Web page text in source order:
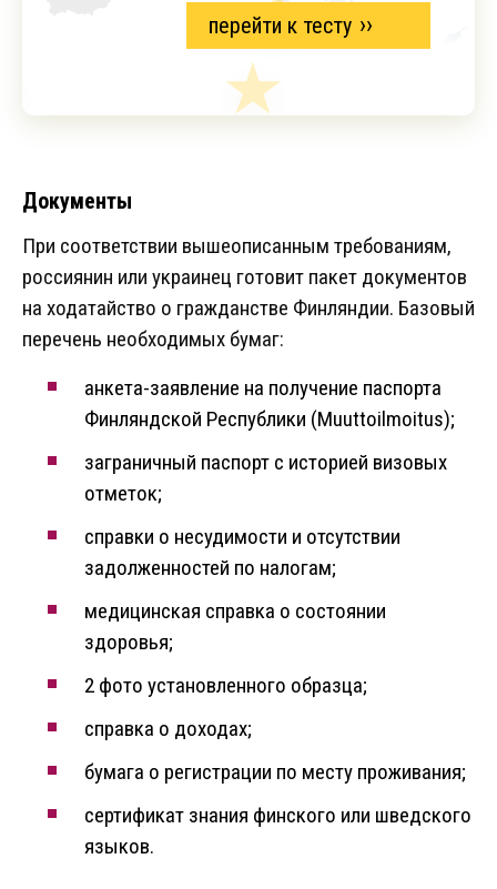
перейти к тесту
Документы
При соответствии вышеописанным требованиям,
россиянин или украинец готовит пакет документов
на ходатайство о гражданстве Финляндии. Базовый
перечень необходимых бумаг:
анкета-заявление на получение паспорта
Финляндской Республики (Muuttoilmoitus);
заграничный паспорт с историей визовых
отметок;
справки о несудимости и отсутствии
задолженностей по налогам;
медицинская справка о состоянии
здоровья;
2 фото установленного образца;
справка о доходах;
бумага о регистрации по месту проживания;
сертификат знания финского или шведского
языков.